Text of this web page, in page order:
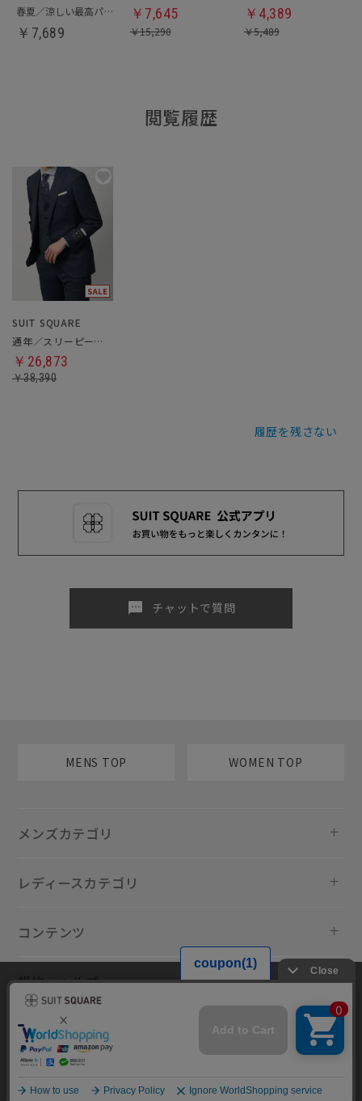
春夏／涼しい最高パンツ
￥ 7,689
￥ 7,645
￥15,290
￥ 4,389
￥5,489
閲覧履歴
SUIT SQUARE
通年／スリーピーススーツ／フォーマル兼用
￥26,873
￥38,390
履歴を残さない
sms チャットで質問
MENS TOP WOMEN TOP
メンズカテゴリ
レディースカテゴリ
コンテンツ
規約・ヘルプ
Copyright © AOYAMA TRADING Co.,Ltd. All Rights Reserved
当サイトでは利用体験の向上およびコンテンツの最適な提供、トラフィ
ックの分析を目的としてCookieを使用しています。サイトの閲覧を継続
された場合、Cookieの利用に同意したものといたします。詳細について
はプライバシーポリシー をご確認ください。
同意して閉じる